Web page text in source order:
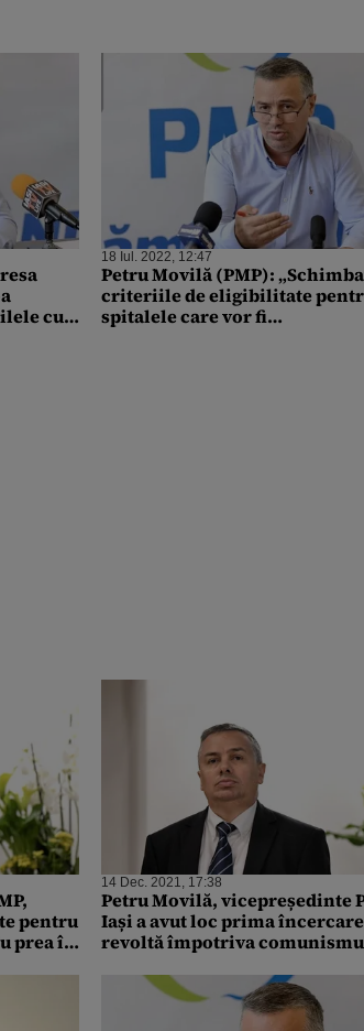
cu
18 Iul. 2022, 12:47
Petru Movilă (PMP):
criteriile de eligibilitate
spitalele care vor fi
pentru
prea îi
14 Dec. 2021, 17:38
Petru Movilă, vicepreședinte
Iași a avut loc prima
revoltă împotriva